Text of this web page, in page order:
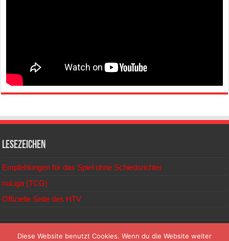
Lesezeichen
Empfehlungen für das Spiel ohne Schiedsrichter
nuLiga (TCG)
Offizielle Seite des HTV
© 2026
Diese Website benutzt Cookies. Wenn du die Website weiter